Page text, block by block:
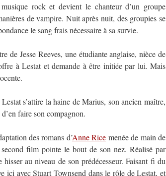
rock et devient le chanteur d’un groupe
de vampire. Nuit après nuit, des groupies se
le sang frais nécessaire à sa survie.
de Jesse Reeves, une étudiante anglaise, nièce de
à Lestat et demande à être initiée par lui. Mais
s’attire la haine de Marius, son ancien maître,
faire son compagnon.
des romans d’Anne Rice menée de main de
film pointe le bout de son nez. Réalisé par
au niveau de son prédécesseur. Faisant fi du
ici avec Stuart Townsend dans le rôle de Lestat, et